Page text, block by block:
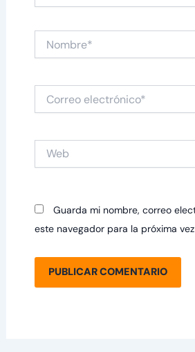
electrónico*
Guarda mi nombre, correo
este navegador para la próxima